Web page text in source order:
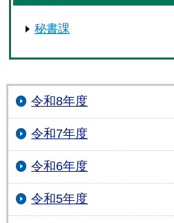
秘書課
令和8年度
令和7年度
令和6年度
令和5年度